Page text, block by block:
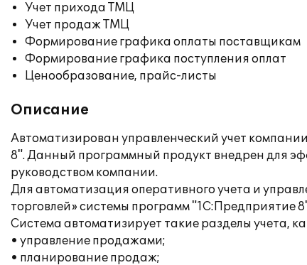
Учет прихода ТМЦ
Учет продаж ТМЦ
Формирование графика оплаты поставщикам
Формирование графика поступления оплат
Ценообразование, прайс-листы
Описание
Автоматизирован управленческий учет
8". Данный программный продукт внедрен для
руководством компании.
Для автоматизация оперативного учета и
торговлей» системы программ "1С:Предприятие
Система автоматизирует такие разделы учета,
• управление продажами;
• планирование продаж;